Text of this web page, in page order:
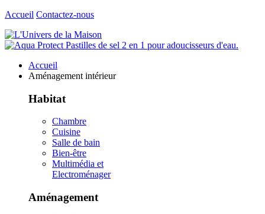
Accueil Contactez-nous
Accueil
Aménagement intérieur
Habitat
Chambre
Cuisine
Salle de bain
Bien-être
Multimédia et
Electroménager
Aménagement